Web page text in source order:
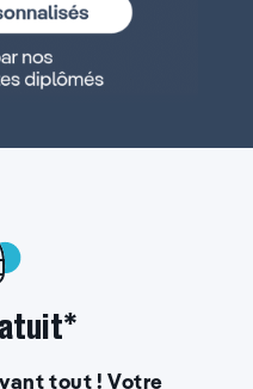
tout ! Votre